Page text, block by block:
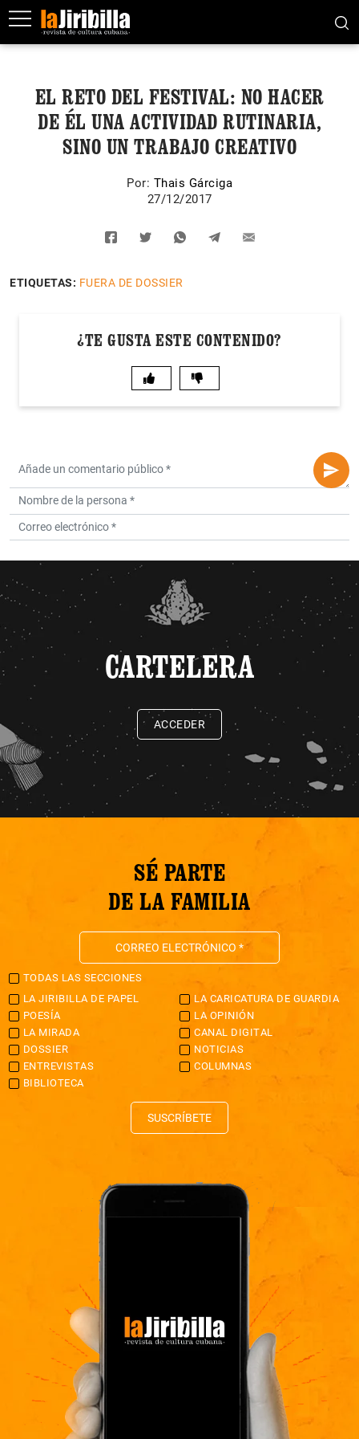
EL RETO DEL FESTIVAL: NO HACER
DE ÉL UNA ACTIVIDAD RUTINARIA,
SINO UN TRABAJO CREATIVO
Por: Thais Gárciga
27/12/2017
ETIQUETAS: FUERA DE DOSSIER
¿TE GUSTA ESTE CONTENIDO?
CARTELERA
ACCEDER
SÉ PARTE
DE LA FAMILIA
TODAS LAS SECCIONES
LA JIRIBILLA DE PAPEL
LA CARICATURA DE GUARDIA
POESÍA
LA OPINIÓN
LA MIRADA
CANAL DIGITAL
DOSSIER
NOTICIAS
ENTREVISTAS
COLUMNAS
BIBLIOTECA
SUSCRÍBETE